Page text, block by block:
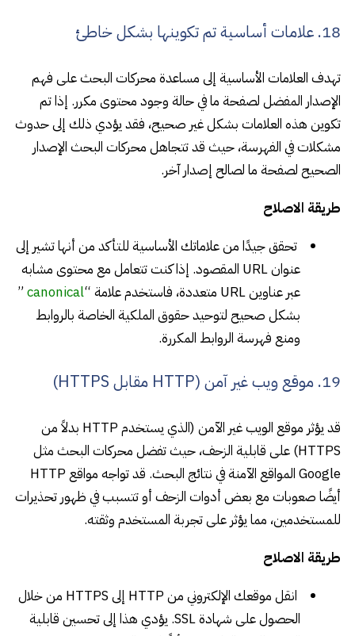
18. علامات أساسية تم تكوينها بشكل خاطئ
تهدف العلامات الأساسية إلى مساعدة محركات البحث على فهم
الإصدار المفضل لصفحة ما في حالة وجود محتوى مكرر. إذا تم
تكوين هذه العلامات بشكل غير صحيح، فقد يؤدي ذلك إلى حدوث
مشكلات في الفهرسة، حيث قد تتجاهل محركات البحث الإصدار
الصحيح لصفحة ما لصالح إصدار آخر.
طريقة الاصلاح
تحقق جيدًا من علاماتك الأساسية للتأكد من أنها تشير إلى
عنوان URL المقصود. إذا كنت تتعامل مع محتوى مشابه
عبر عناوين URL متعددة، فاستخدم علامة “
canonical
”
بشكل صحيح لتوحيد حقوق الملكية الخاصة بالروابط
ومنع فهرسة الروابط المكررة.
19. موقع ويب غير آمن (HTTP مقابل HTTPS)
قد يؤثر موقع الويب غير الآمن (الذي يستخدم HTTP بدلاً من
HTTPS) على قابلية الزحف، حيث تفضل محركات البحث مثل
Google المواقع الآمنة في نتائج البحث. قد تواجه مواقع HTTP
أيضًا صعوبات مع بعض أدوات الزحف أو تتسبب في ظهور تحذيرات
للمستخدمين، مما يؤثر على تجربة المستخدم وثقته.
طريقة الاصلاح
انقل موقعك الإلكتروني من HTTP إلى HTTPS من خلال
الحصول على شهادة SSL. يؤدي هذا إلى تحسين قابلية